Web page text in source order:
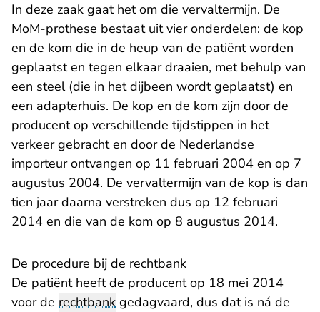
In deze zaak gaat het om die vervaltermijn. De
MoM-prothese bestaat uit vier onderdelen: de kop
en de kom die in de heup van de patiënt worden
geplaatst en tegen elkaar draaien, met behulp van
een steel (die in het dijbeen wordt geplaatst) en
een adapterhuis. De kop en de kom zijn door de
producent op verschillende tijdstippen in het
verkeer gebracht en door de Nederlandse
importeur ontvangen op 11 februari 2004 en op 7
augustus 2004. De vervaltermijn van de kop is dan
tien jaar daarna verstreken dus op 12 februari
2014 en die van de kom op 8 augustus 2014.
De procedure bij de rechtbank
De patiënt heeft de producent op 18 mei 2014
voor de rechtbank gedagvaard, dus dat is ná de